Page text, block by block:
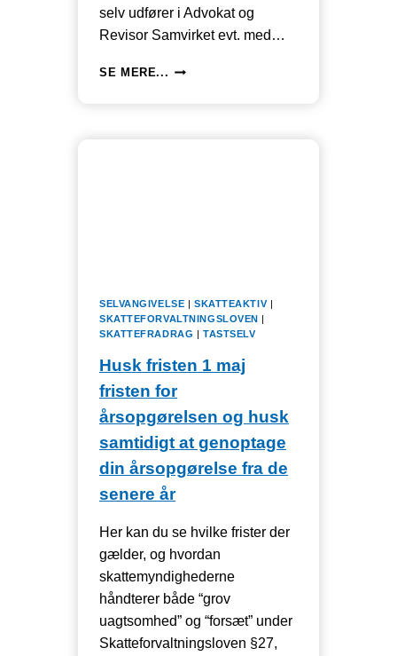
selv udfører i Advokat og
Revisor Samvirket evt. med…
SE MERE... HVAD
SELVANGIVELSE SKATTEAKTIV|
SKATTEFORVALTNINGSLOVEN
SKATTEFRADRAG
TASTSELV
Husk fristen 1 maj
fristen for
årsopgørelsen og husk
samtidigt at genoptage
din årsopgørelse fra de
senere år
Her kan du se hvilke frister der
gælder, og hvordan
skattemyndighederne
håndterer både “grov
uagtsomhed” og “forsæt” under
Skatteforvaltningsloven §27,